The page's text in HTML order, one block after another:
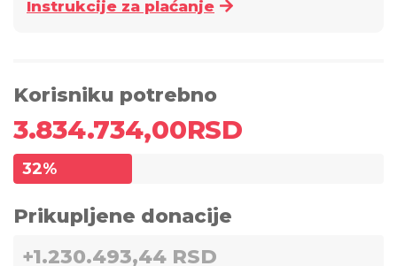
Instrukcije za plaćanje
Korisniku potrebno
3.834.734,00RSD
32%
Prikupljene donacije
+1.230.493,44 RSD